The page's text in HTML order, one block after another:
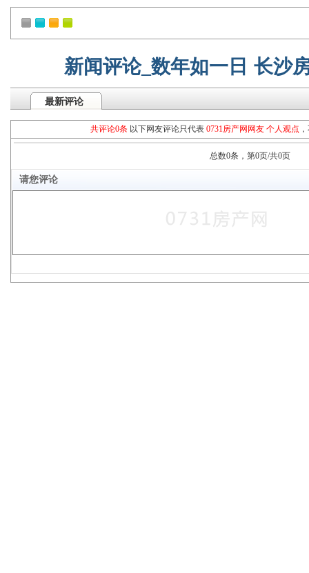
新闻评论_数年如一日 长沙
最新评论
共评论0条 以下网友评论只代表 0731房产网网友 个人观点
总数0条，第0页/共0页
请您评论